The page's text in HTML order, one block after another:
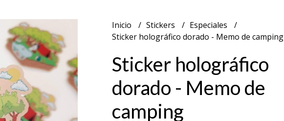
Inicio Stickers
Especiales
Sticker holográfico dorado - Memo de camping
Sticker holográfico
dorado - Memo de
camping